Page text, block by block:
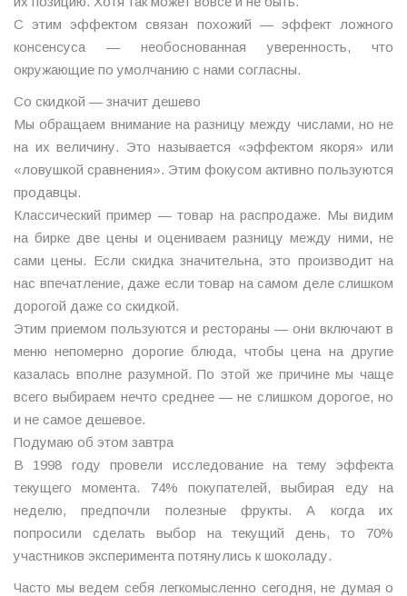
С этим эффектом связан похожий — эффект ложного
консенсуса — необоснованная уверенность, что
окружающие по умолчанию с нами согласны.
Со скидкой — значит дешево
Мы обращаем внимание на разницу между числами, но не
на их величину. Это называется «эффектом якоря» или
«ловушкой сравнения». Этим фокусом активно пользуются
продавцы.
Классический пример — товар на распродаже. Мы видим
на бирке две цены и оцениваем разницу между ними, не
сами цены. Если скидка значительна, это производит на
нас впечатление, даже если товар на самом деле слишком
дорогой даже со скидкой.
Этим приемом пользуются и рестораны — они включают в
меню непомерно дорогие блюда, чтобы цена на другие
казалась вполне разумной. По этой же причине мы чаще
всего выбираем нечто среднее — не слишком дорогое, но
и не самое дешевое.
Подумаю об этом завтра
В 1998 году провели исследование на тему эффекта
текущего момента. 74% покупателей, выбирая еду на
неделю, предпочли полезные фрукты. А когда их
попросили сделать выбор на текущий день, то 70%
участников эксперимента потянулись к шоколаду.
Часто мы ведем себя легкомысленно сегодня, не думая о